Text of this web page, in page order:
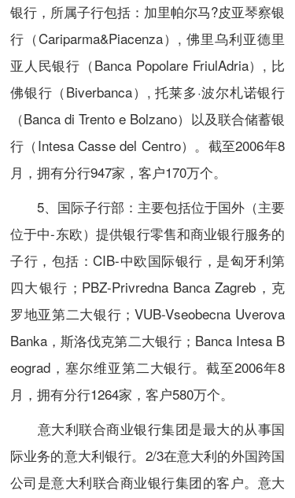
银行，所属子行包括：加里帕尔马?皮亚琴察银
行（Cariparma&Piacenza）, 佛里乌利亚德里
亚人民银行（Banca Popolare FriulAdria）, 比
佛银行（Biverbanca）, 托莱多·波尔札诺银行
（Banca di Trento e Bolzano）以及联合储蓄银
行（Intesa Casse del Centro）。截至2006年8
月，拥有分行947家，客户170万个。
5、国际子行部：主要包括位于国外（主要
位于中-东欧）提供银行零售和商业银行服务的
子行，包括： CIB-中欧国际银行，是匈牙利第
四大银行；PBZ-Privredna Banca Zagreb，克
罗地亚第二大银行；VUB-Vseobecna Uverova
Banka，斯洛伐克第二大银行；Banca Intesa B
eograd，塞尔维亚第二大银行。截至2006年8
月，拥有分行1264家，客户580万个。
意大利联合商业银行集团是最大的从事国
际业务的意大利银行。2/3在意大利的外国跨国
公司是意大利联合商业银行集团的客户。意大